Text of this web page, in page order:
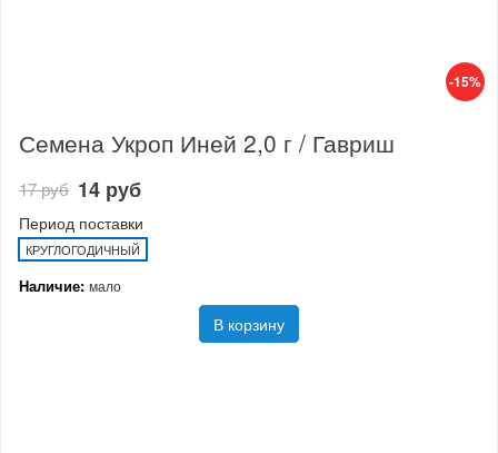
-15%
Семена Укроп Иней 2,0 г / Гавриш
17 руб 14 руб
Период поставки
КРУГЛОГОДИЧНЫЙ
Наличие: мало
В корзину